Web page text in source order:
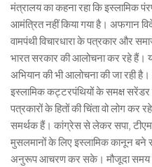
मंत्रालय का कहना रहा कि इस्लामिक
आमंत्रित नहीं किया गया है। अफगान
वामपंथी विचारधारा के पत्रकार और
भारत सरकार की आलोचना कर रहे हैं।
अभियान की भी आलोचना की जा रही है।
इस्लामिक कट्टरपंथियों के समक्ष सरेंडर
पत्रकारों के हितों की चिंता वो लोग
समर्थक हैं। कांग्रेस से लेकर सपा,
मुसलमानों के लिए इस्लामिक कानून बने
अनुरूप आचरण कर सके। मौजूदा समय